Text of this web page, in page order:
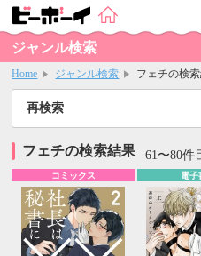
ジャンル検索
Home ジャンル検索 フェチの検
再検索
フェチの検索結果 61〜80
コミックス 電子